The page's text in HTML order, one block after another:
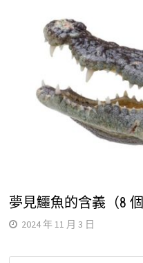
夢見鱷魚的含義（8 個
2024 年 11 月 3 日